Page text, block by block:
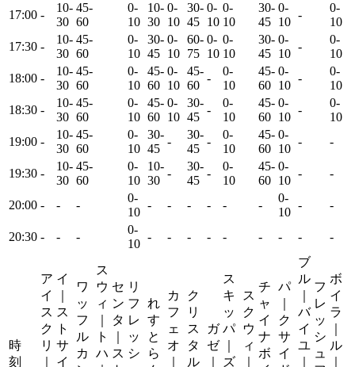
17:00 -
10-
30
45-
60
0-
10
10-
30
0-
10
30-
45
0-
10
0-
10
30-
45
0-
10
-
0-
10
17:30 -
10-
30
45-
60
0-
10
30-
45
0-
10
60-
75
0-
10
0-
10
30-
45
0-
10
-
0-
10
18:00 -
10-
30
45-
60
0-
10
45-
60
0-
10
45-
60
-
0-
10
45-
60
0-
10
-
0-
10
18:30 -
10-
30
45-
60
0-
10
45-
60
0-
10
30-
45
-
0-
10
45-
60
0-
10
-
0-
10
19:00 -
10-
30
45-
60
0-
10
30-
45
-
30-
45
-
0-
10
45-
60
0-
10
- -
19:30 -
10-
30
45-
60
0-
10
10-
30
-
30-
45
-
0-
10
45-
60
0-
10
- -
20:00 - - -
0-
10
- - - - - -
0-
10
- -
20:30 - - -
0-
10
- - - - - - - - -
時
刻
ア
イ
ス
ク
リ
イ
ス
ト
サ
イ
ワ
ッ
フ
ル
カ
ス
ウ
ィ
ト
ハ
セ
ン
タ
ス
リ
フ
レ
ッ
シ
れ
す
と
ら
カ
フ
ェ
オ
ク
リ
ス
タ
ル
ガ
ゼ
ス
キ
ッ
パ
ズ
ス
ク
ウ
ィ
チ
ャ
イ
ナ
ボ
パ
ク
サ
イ
ブ
ル
バ
イ
ユ
フ
レ
ッ
シ
ュ
ボ
イ
ラ
ル